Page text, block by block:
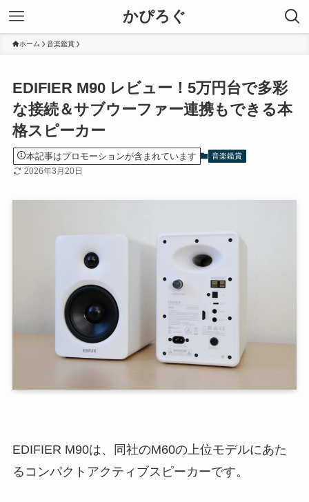
かぴろぐ
ホーム 音楽鑑賞
EDIFIER M90 レビュー！5万円台で多彩
な接続＆サブウーファー連携もできる本
格スピーカー
本記事はプロモーションが含まれています 音楽鑑賞
2026年3月20日
EDIFIER M90は、同社のM60の上位モデルにあた
るコンパクトアクティブスピーカーです。